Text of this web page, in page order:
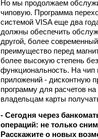
Но мы продолжаем
чиповую. Программа
системой VISA еще два
должны обеспечить
другой, более
преимущество перед
более высокую степень
функциональность. На
приложений - дисконтную
программу для расчетов
владельцам карты
- Сегодня через
операций: не только
Расскажите о новых